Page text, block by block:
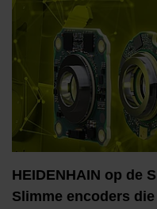
HEIDENHAIN op de
Slimme encoders